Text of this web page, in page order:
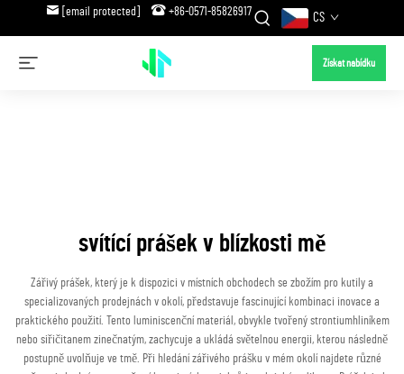
[email protected] +86-0571-85826917 CS
Získat nabídku
svítící prášek v blízkosti mě
Zářivý prášek, který je k dispozici v místních obchodech se zbožím pro kutily a
specializovaných prodejnách v okolí, představuje fascinující kombinaci inovace a
praktického použití. Tento luminiscenční materiál, obvykle tvořený strontiumhliníkem
nebo siřičitanem zinečnatým, zachycuje a ukládá světelnou energii, kterou následně
postupně uvolňuje ve tmě. Při hledání zářivého prášku v mém okolí najdete různé